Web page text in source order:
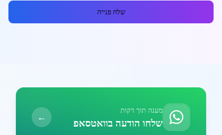
שלח פנייה
מענה תוך דקות
שלחו הודעה בוואטסאפ ←